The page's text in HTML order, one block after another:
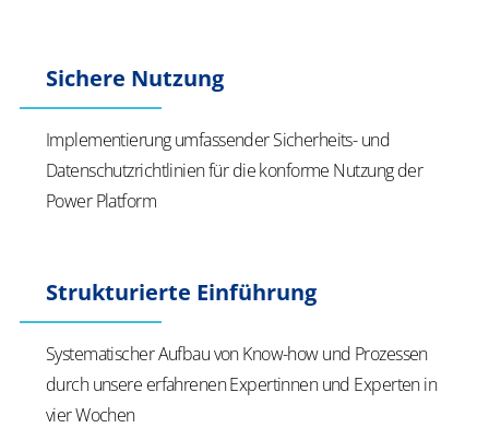
Sichere Nutzung
Implementierung umfassender Sicherheits- und
Datenschutzrichtlinien für die konforme Nutzung der
Power Platform
Strukturierte Einführung
Systematischer Aufbau von Know-how und Prozessen
durch unsere erfahrenen Expertinnen und Experten in
vier Wochen